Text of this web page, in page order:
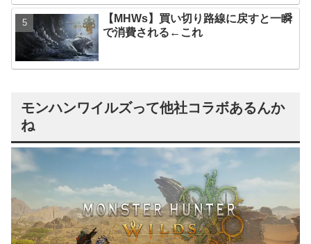
【MHWs】買い切り路線に戻すと一瞬
で消費される←これ
モンハンワイルズって他社コラボあるんか
ね